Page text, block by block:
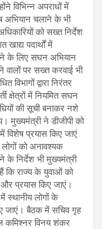
विभिन्न अपराधों में
अभियान चलाने के भी
को सख्त निर्देश
खाद्य पदार्थों में
के लिए सघन अभियान
वालों पर सख्त करवाई भी
द्वारा निरंतर
क्षेत्रों में नियमित सघन
की सूची बनाकर नशे
मुख्यमंत्री ने डीजीपी को
में विशेष प्रयास किए जाएं
को अनावश्यक
के निर्देश भी मुख्यमंत्री
कि राज्य के युवाओं को
प्रयास किए जाएं।
स्थानीय लोगों के
जाएं। बैठक में सचिव गृह
कमिश्नर विनय शंकर